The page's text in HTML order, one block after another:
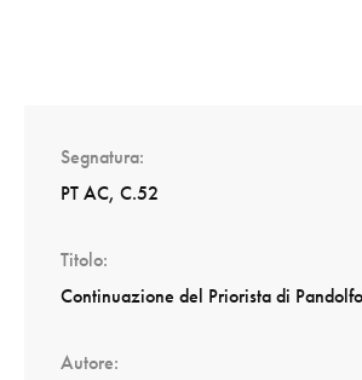
Segnatura
PT AC, C.52
Titolo
Continuazione del Priorista di
Autore